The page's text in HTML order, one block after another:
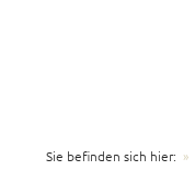
Sie befinden sich hier: